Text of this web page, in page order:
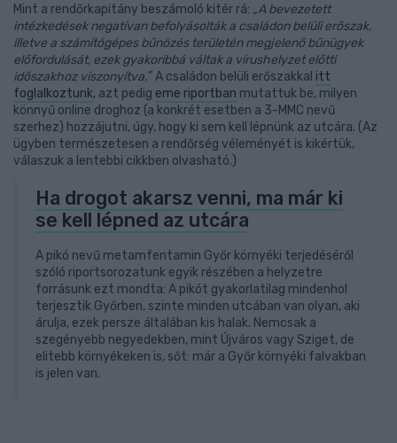
Mint a rendőrkapitány beszámoló kitér rá: „A bevezetett
intézkedések negatívan befolyásolták a családon belüli erőszak,
illetve a számítógépes bűnözés területén megjelenő bűnügyek
előfordulását, ezek gyakoribbá váltak a vírushelyzet előtti
időszakhoz viszonyítva.” A családon belüli erőszakkal itt
foglalkoztunk, azt pedig eme riportban mutattuk be, milyen
könnyű online droghoz (a konkrét esetben a 3-MMC nevű
szerhez) hozzájutni, úgy, hogy ki sem kell lépnünk az utcára. (Az
ügyben természetesen a rendőrség véleményét is kikértük,
válaszuk a lentebbi cikkben olvasható.)
Ha drogot akarsz venni, ma már ki
se kell lépned az utcára
A pikó nevű metamfentamin Győr környéki terjedéséről
szóló riportsorozatunk egyik részében a helyzetre
forrásunk ezt mondta: A pikót gyakorlatilag mindenhol
terjesztik Győrben, szinte minden utcában van olyan, aki
árulja, ezek persze általában kis halak. Nemcsak a
szegényebb negyedekben, mint Újváros vagy Sziget, de
elitebb környékeken is, sőt: már a Győr környéki falvakban
is jelen van.